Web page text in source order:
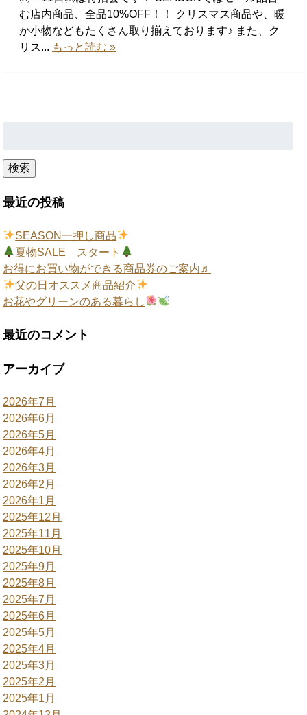
む店内商品、全品10%OFF！！ クリスマス商品や、暖
か小物などもたくさん取り揃えております♪ また、ク
リス... もっと読む »
検索
最近の投稿
SEASON一押し商品
夏物SALE スタート
お得にお買い物ができる商品券のご案内♬
父の日オススメ商品紹介
お花やグリーンのある暮らし
最近のコメント
アーカイブ
2026年7月
2026年6月
2026年5月
2026年4月
2026年3月
2026年2月
2026年1月
2025年12月
2025年11月
2025年10月
2025年9月
2025年8月
2025年7月
2025年6月
2025年5月
2025年4月
2025年3月
2025年2月
2025年1月